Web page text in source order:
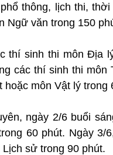
thông, lịch thi,
Ngữ văn trong 150
thí sinh thi môn Địa
các thí sinh thi
hoặc môn Vật lý trong
ngày 2/6 buổi
60 phút. Ngày
sử trong 90 phút.